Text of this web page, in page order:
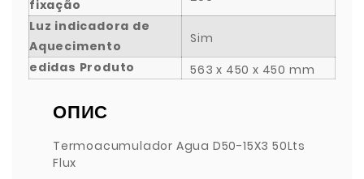
fixação
Luz indicadora de
Aquecimento
Sim
edidas Produto
563 x 450 x 450 mm
ОПИС
Termoacumulador Agua D50-15X3 50Lts
Flux